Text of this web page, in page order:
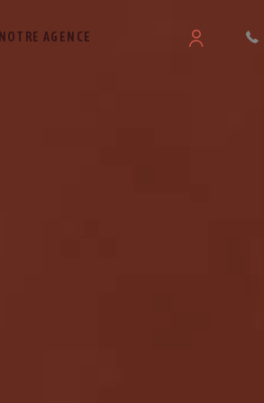
NOTRE AGENCE